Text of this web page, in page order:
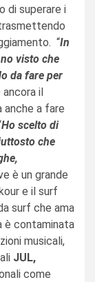
di superare i
“In
visto che
da fare per
il
anche a fare
Ho scelto di
che
è un grande
e il surf
surf che ama
è contaminata
musicali,
JUL,
come